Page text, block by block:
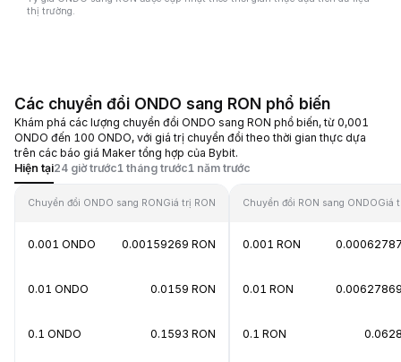
thị trường.
Các chuyển đổi ONDO sang RON phổ biến
Khám phá các lượng chuyển đổi ONDO sang RON phổ biến, từ 0,001
ONDO đến 100 ONDO, với giá trị chuyển đổi theo thời gian thực dựa
trên các báo giá Maker tổng hợp của Bybit.
Hiện tại24 giờ trước1 tháng trước1 năm trước
Chuyển đổi ONDO sang RONGiá trị RON
0.001 ONDO 0.00159269 RON
0.01 ONDO 0.0159 RON
0.1 ONDO 0.1593 RON
Chuyển đổi RON sang ONDOGiá
0.001 RON
0.01 RON
0.1 RON